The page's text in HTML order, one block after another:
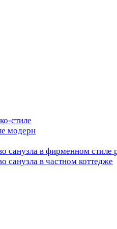
стиле
модерн
санузла в фирменном стиле
санузла в частном коттедже